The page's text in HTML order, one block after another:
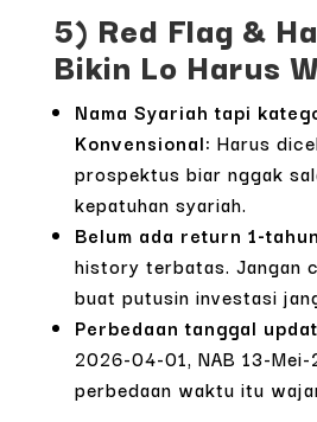
5) Red Flag &
Bikin Lo Harus
Nama Syariah tapi
Konvensional: Harus
prospektus biar nggak
kepatuhan syariah.
Belum ada return 1-
history terbatas. Jangan
buat putusin investasi
Perbedaan tanggal
2026-04-01, NAB 13-
perbedaan waktu itu